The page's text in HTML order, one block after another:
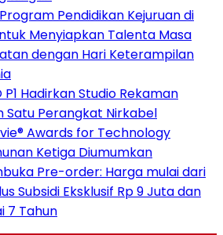
Pendidikan Kejuruan di
Menyiapkan Talenta Masa
dengan Hari Keterampilan
P1 Hadirkan Studio Rekaman
Satu Perangkat Nirkabel
Awards for Technology
Ketiga Diumumkan
Pre-order: Harga mulai dari
Subsidi Eksklusif Rp 9 Juta dan
7 Tahun